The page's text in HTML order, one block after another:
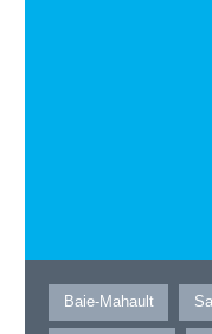
Baie-Mahault